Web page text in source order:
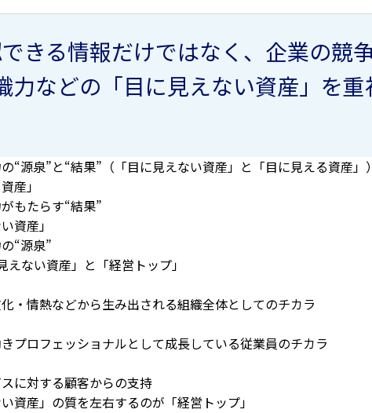
きる情報だけではなく、企業の競
力などの「目に見えない資産」を
“源泉”と“結果” （「目に見えない資産」と「目に見える資産」）
産」
もたらす“結果”
資産」
“源泉”
えない資産」と「経営トップ」
・情熱などから生み出される組織全体としてのチカラ
プロフェッショナルとして成長している従業員のチカラ
に対する顧客からの支持
い資産」の質を左右するのが 「経営トップ」